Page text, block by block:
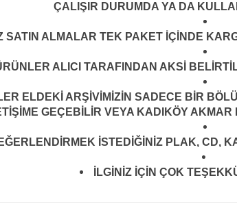
ÇALIŞIR DURUMDA YA DA
SATIN ALMALAR TEK PAKET İÇİNDE
ALICI TARAFINDAN AKSİ
ELDEKİ ARŞİVİMİZİN SADECE BİR
GEÇEBİLİR VEYA KADIKÖY
İSTEDİĞİNİZ PLAK, CD,
İLGİNİZ İÇİN ÇOK